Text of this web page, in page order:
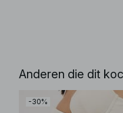
Anderen die dit
-30%